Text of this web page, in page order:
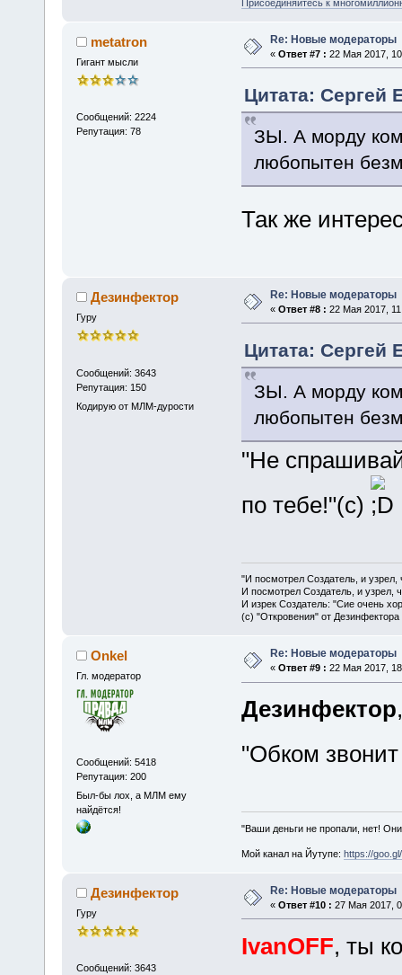
Присоединяйтесь к
metatron
Гигант мысли
Сообщений: 2224
Репутация: 78
Re: Новые модераторы
« Ответ #7 : 22 Мая 2017,
Цитата: Сергей
ЗЫ. А морду
любопытен
Так же
Дезинфектор
Гуру
Сообщений: 3643
Репутация: 150
Кодирую от МЛМ-дурости
Re: Новые модераторы
« Ответ #8 : 22 Мая 2017,
Цитата: Сергей
ЗЫ. А морду
любопытен
"Не
по тебе!"(с)
"И посмотрел Создатель, и
И посмотрел Создатель, и узрел,
И изрек Создатель: "Сие очень
(с) "Откровения" от Дезинфектора
Onkel
Гл. модератор
Сообщений: 5418
Репутация: 200
Был-бы лох, а МЛМ ему
найдётся!
Re: Новые модераторы
« Ответ #9 : 22 Мая 2017,
Дезинфектор,
"Обком
"Ваши деньги не пропали, нет!
Мой канал на Йутупе: https://
Дезинфектор
Гуру
Сообщений: 3643
Re: Новые модераторы
« Ответ #10 : 27 Мая 2017,
IvanOFF, ты